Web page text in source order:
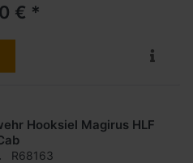
€ *
Hooksiel Magirus HLF
R68163